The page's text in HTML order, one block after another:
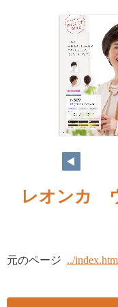
レオンカ
元のページ ../